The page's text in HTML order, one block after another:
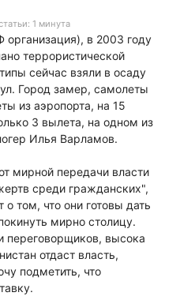
1 минута
в 2003 году
террористической
сейчас взяли в осаду
Город замер, самолеты
из аэропорта, на 15
3 вылета, на одном из
Илья Варламов.
мирной передачи власти
среди гражданских",
том, что они готовы дать
мирно столицу.
переговорщиков, высока
отдаст власть,
подметить, что